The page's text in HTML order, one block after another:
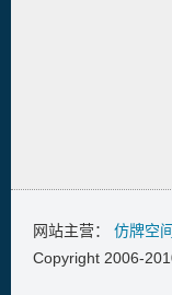
网站主营： 仿牌空间
Copyright 2006-